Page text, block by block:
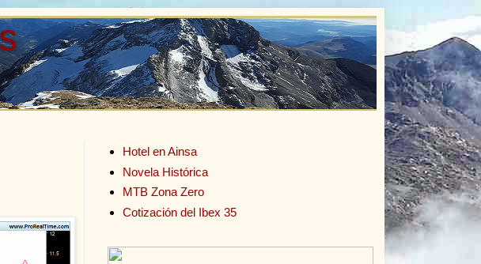
Hotel en Ainsa
Novela Histórica
MTB Zona Zero
Cotización del Ibex 35